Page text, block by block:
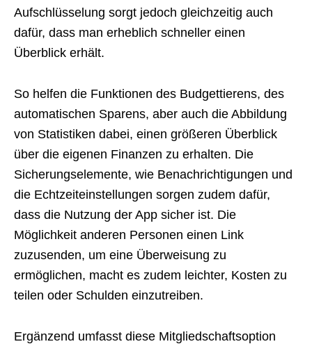
Aufschlüsselung sorgt jedoch gleichzeitig auch
dafür, dass man erheblich schneller einen
Überblick erhält.
So helfen die Funktionen des Budgettierens, des
automatischen Sparens, aber auch die Abbildung
von Statistiken dabei, einen größeren Überblick
über die eigenen Finanzen zu erhalten. Die
Sicherungselemente, wie Benachrichtigungen und
die Echtzeiteinstellungen sorgen zudem dafür,
dass die Nutzung der App sicher ist. Die
Möglichkeit anderen Personen einen Link
zuzusenden, um eine Überweisung zu
ermöglichen, macht es zudem leichter, Kosten zu
teilen oder Schulden einzutreiben.
Ergänzend umfasst diese Mitgliedschaftsoption